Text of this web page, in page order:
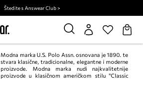
Štedite s Answear Club >
Modna marka U.S. Polo Assn. osnovana je 1890. te
stvara klasične, tradicionalne, elegantne i moderne
proizvode. Modna marka nudi najkvalitetnije
proizvode u klasičnom američkom stilu "Classic